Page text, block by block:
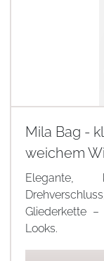
Mila Bag -
weichem
Elegante,
Gliederkette
Looks.